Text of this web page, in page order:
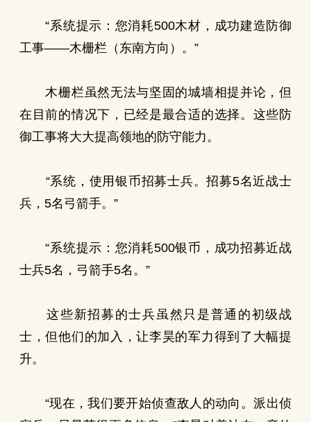
“系统提示：您消耗500木材，成功建造防御
工事——木栅栏（东南方向）。”
木栅栏虽然无法与坚固的城墙相提并论，但
在目前的情况下，已经是最合适的选择。这些防
御工事将大大提高领地的防守能力。
“系统，使用银币招募士兵。招募5名近战士
兵，5名弓箭手。”
“系统提示：您消耗500银币，成功招募近战
士兵5名，弓箭手5名。”
这些新招募的士兵虽然只是普通的初级战
士，但他们的加入，让李昊的军力得到了大幅提
升。
“现在，我们要开始侦查敌人的动向。派出侦